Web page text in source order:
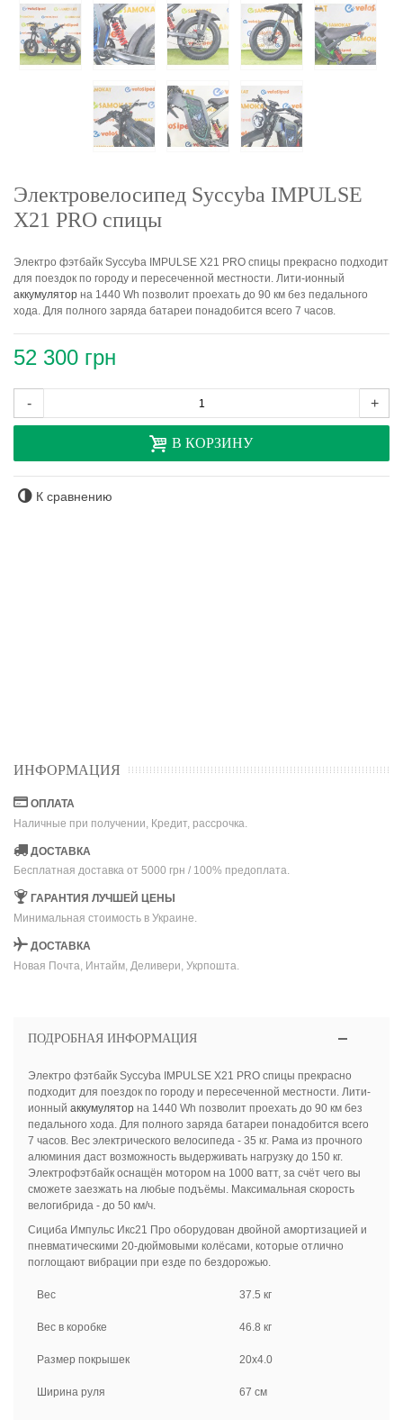
Электровелосипед Syccyba IMPULSE
X21 PRO спицы
Электро фэтбайк Syccyba IMPULSE X21 PRO спицы прекрасно подходит
для поездок по городу и пересеченной местности. Лити-ионный
аккумулятор на 1440 Wh позволит проехать до 90 км без педального
хода. Для полного заряда батареи понадобится всего 7 часов.
52 300 грн
- +
В КОРЗИНУ
К сравнению
ИНФОРМАЦИЯ
ОПЛАТА
Наличные при получении, Кредит, рассрочка.
ДОСТАВКА
Бесплатная доставка от 5000 грн / 100% предоплата.
ГАРАНТИЯ ЛУЧШЕЙ ЦЕНЫ
Минимальная стоимость в Украине.
ДОСТАВКА
Новая Почта, Интайм, Деливери, Укрпошта.
ПОДРОБНАЯ ИНФОРМАЦИЯ
Электро фэтбайк Syccyba IMPULSE X21 PRO спицы прекрасно
подходит для поездок по городу и пересеченной местности. Лити-
ионный аккумуляторна 1440 Wh позволит проехать до 90 км без
педального хода. Для полного заряда батареи понадобится всего
7 часов. Вес электрического велосипеда - 35 кг. Рама из прочного
алюминия даст возможность выдерживать нагрузку до 150 кг.
Электрофэтбайк оснащён мотором на 1000 ватт, за счёт чего вы
сможете заезжать на любые подъёмы. Максимальная скорость
велогибрида - до 50 км/ч.
Сициба Импульс Икс21 Про оборудован двойной амортизацией и
пневматическими 20-дюймовыми колёсами, которые отлично
поглощают вибрации при езде по бездорожью.
Вес 37.5 кг
Вес в коробке 46.8 кг
Размер покрышек 20x4.0
Ширина руля 67 см